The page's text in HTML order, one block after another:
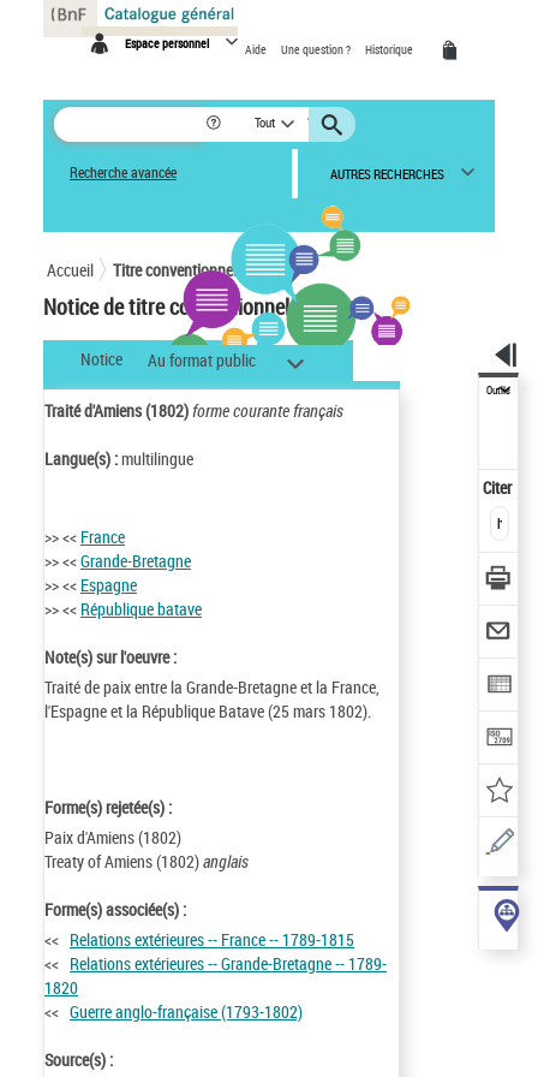
Espace personnel Aide Une question ? Historique
Tout
Recherche avancée AUTRES RECHERCHES
Accueil Titre conventionnel
Notice de titre conventionnel
Notice Au format public
Traité d'Amiens (1802)forme courante français
Langue(s) :multilingue
>> << France
>> <<Grande-Bretagne
>> << Espagne
>> << République batave
Note(s) sur l'oeuvre :
Traité de paix entre la Grande-Bretagne et la France,
l'Espagne et la République Batave (25 mars 1802).
Forme(s) rejetée(s) :
Paix d'Amiens (1802)
Treaty of Amiens (1802)anglais
Forme(s) associée(s) :
<< Relations extérieures -- France -- 1789-1815
<< Relations extérieures -- Grande-Bretagne -- 1789-
1820
<< Guerre anglo-française (1793-1802)
Source(s) :
Outils
Citer
Panneau de gestion des cookies